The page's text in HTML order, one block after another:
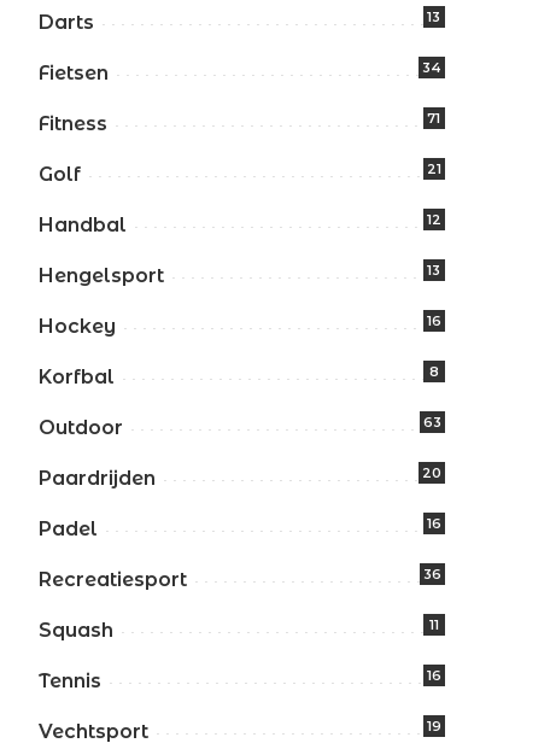
Darts 13
Fietsen 34
Fitness 71
Golf 21
Handbal 12
Hengelsport 13
Hockey 16
Korfbal 8
Outdoor 63
Paardrijden 20
Padel 16
Recreatiesport 36
Squash 11
Tennis 16
Vechtsport 19